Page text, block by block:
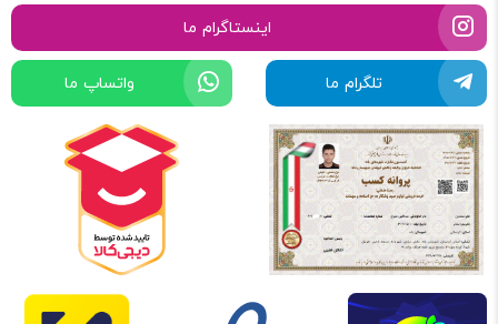
اینستاگرام ما
تلگرام ما
واتساپ ما